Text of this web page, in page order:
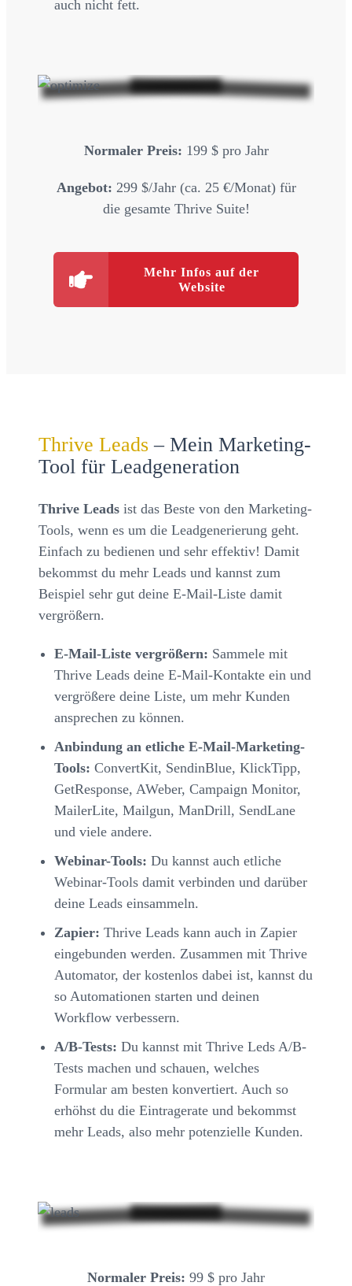
Normaler Preis: 199 $ pro Jahr
Angebot: 299 $/Jahr (ca. 25 €/Monat) für
die gesamte Thrive Suite!
Mehr Infos auf der
Website
auch nicht fett.
Normaler Preis: 99 $ pro Jahr
Thrive Leads – Mein Marketing-
Tool für Leadgeneration
Thrive Leads ist das Beste von den Marketing-
Tools, wenn es um die Leadgenerierung geht.
Einfach zu bedienen und sehr effektiv! Damit
bekommst du mehr Leads und kannst zum
Beispiel sehr gut deine E-Mail-Liste damit
vergrößern.
E-Mail-Liste vergrößern: Sammele mit
Thrive Leads deine E-Mail-Kontakte ein und
vergrößere deine Liste, um mehr Kunden
ansprechen zu können.
Anbindung an etliche E-Mail-Marketing-
Tools: ConvertKit, SendinBlue, KlickTipp,
GetResponse, AWeber, Campaign Monitor,
MailerLite, Mailgun, ManDrill, SendLane
und viele andere.
Webinar-Tools: Du kannst auch etliche
Webinar-Tools damit verbinden und darüber
deine Leads einsammeln.
Zapier: Thrive Leads kann auch in Zapier
eingebunden werden. Zusammen mit Thrive
Automator, der kostenlos dabei ist, kannst du
so Automationen starten und deinen
Workflow verbessern.
A/B-Tests: Du kannst mit Thrive Leds A/B-
Tests machen und schauen, welches
Formular am besten konvertiert. Auch so
erhöhst du die Eintragerate und bekommst
mehr Leads, also mehr potenzielle Kunden.